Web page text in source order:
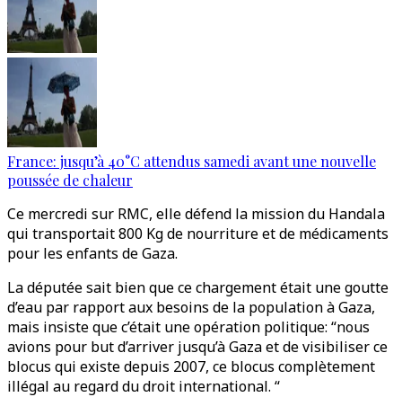
France: jusqu’à 40°C attendus samedi avant une nouvelle
poussée de chaleur
Ce mercredi sur RMC, elle défend la mission du Handala
qui transportait 800 Kg de nourriture et de médicaments
pour les enfants de Gaza.
La députée sait bien que ce chargement était une goutte
d’eau par rapport aux besoins de la population à Gaza,
mais insiste que c’était une opération politique: “nous
avions pour but d’arriver jusqu’à Gaza et de visibiliser ce
blocus qui existe depuis 2007, ce blocus complètement
illégal au regard du droit international. “